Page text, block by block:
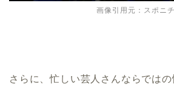
画像引用元：スポニチ
さらに、忙しい芸人さんならでは